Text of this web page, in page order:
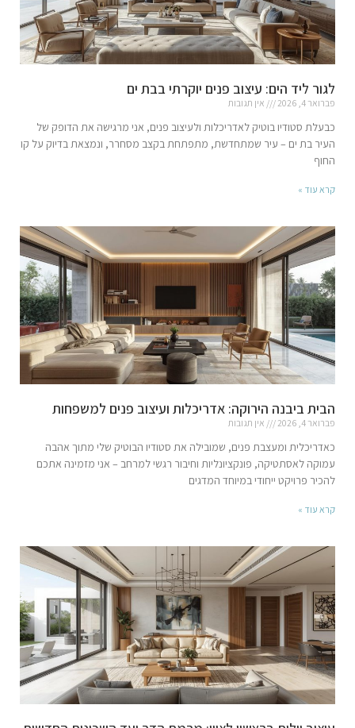
לגור ליד הים: עיצוב פנים יוקרתי בבת ים
פברואר 4, 2026 אין תגובות
כבעלת סטודיו בוטיק לאדריכלות ולעיצוב פנים, אני מרגישה את הדופק של
העיר בת ים – עיר שמתחדשת, מתפתחת בקצב מסחרר, ונמצאת בדיוק על קו
החוף
קרא עוד »
הבית ביבנה הירוקה: אדריכלות ועיצוב פנים למשפחות
פברואר 4, 2026 אין תגובות
כאדריכלית ומעצבת פנים, שמובילה את סטודיו הבוטיק שלי מתוך אהבה
עמוקה לאסתטיקה, פונקציונליות וחיבור רגשי למרחב – אני מזמינה אתכם
להכיר פרויקט ייחודי במיוחד המדגים
קרא עוד »